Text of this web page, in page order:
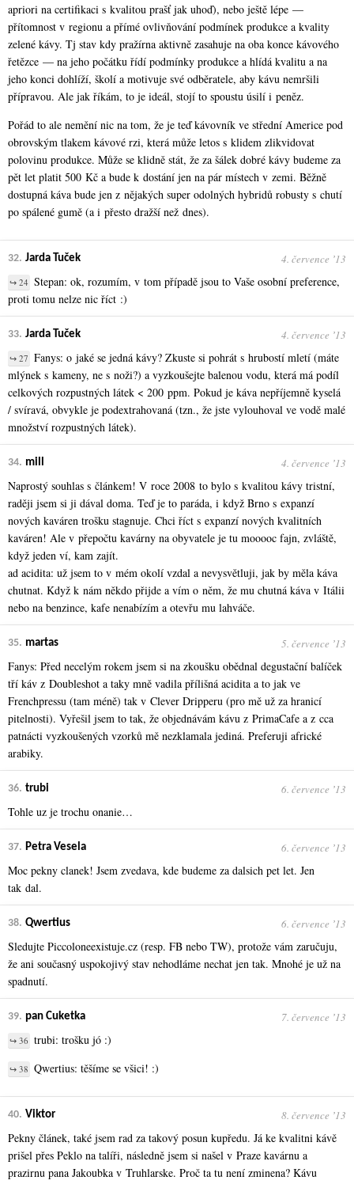
apriori na certifikaci s kvalitou prašť jak uhoď), nebo ještě lépe —
přítomnost v regionu a přímé ovlivňování podmínek produkce a kvality
zelené kávy. Tj stav kdy pražírna aktivně zasahuje na oba konce kávového
řetězce — na jeho počátku řídí podmínky produkce a hlídá kvalitu a na
jeho konci dohlíží, školí a motivuje své odběratele, aby kávu nemršili
přípravou. Ale jak říkám, to je ideál, stojí to spoustu úsilí i peněz.
Pořád to ale nemění nic na tom, že je teď kávovník ve střední Americe pod
obrovským tlakem kávové rzi, která může letos s klidem zlikvidovat
polovinu produkce. Může se klidně stát, že za šálek dobré kávy budeme za
pět let platit 500 Kč a bude k dostání jen na pár místech v zemi. Běžně
dostupná káva bude jen z nějakých super odolných hybridů robusty s chutí
po spálené gumě (a i přesto dražší než dnes).
32. Jarda Tuček 4. července ʼ13
↪ 24 Stepan: ok, rozumím, v tom případě jsou to Vaše osobní preference,
proti tomu nelze nic říct :)
33. Jarda Tuček 4. července ʼ13
↪ 27 Fanys: o jaké se jedná kávy? Zkuste si pohrát s hrubostí mletí (máte
mlýnek s kameny, ne s noži?) a vyzkoušejte balenou vodu, která má podíl
celkových rozpustných látek < 200 ppm. Pokud je káva nepříjemně kyselá
/ svíravá, obvykle je podextrahovaná (tzn., že jste vylouhoval ve vodě malé
množství rozpustných látek).
34. mill 4. července ʼ13
Naprostý souhlas s článkem! V roce 2008 to bylo s kvalitou kávy tristní,
raději jsem si ji dával doma. Teď je to paráda, i když Brno s expanzí
nových kaváren trošku stagnuje. Chci říct s expanzí nových kvalitních
kaváren! Ale v přepočtu kavárny na obyvatele je tu mooooc fajn, zvláště,
když jeden ví, kam zajít.
ad acidita: už jsem to v mém okolí vzdal a nevysvětluji, jak by měla káva
chutnat. Když k nám někdo přijde a vím o něm, že mu chutná káva v Itálii
nebo na benzince, kafe nenabízím a otevřu mu lahváče.
35. martas 5. července ʼ13
Fanys: Před necelým rokem jsem si na zkoušku obědnal degustační balíček
tří káv z Doubleshot a taky mně vadila přílišná acidita a to jak ve
Frenchpressu (tam méně) tak v Clever Dripperu (pro mě už za hranicí
pitelnosti). Vyřešil jsem to tak, že objednávám kávu z PrimaCafe a z cca
patnácti vyzkoušených vzorků mě nezklamala jediná. Preferuji africké
arabiky.
36. trubi 6. července ʼ13
Tohle uz je trochu onanie…
37. Petra Vesela 6. července ʼ13
Moc pekny clanek! Jsem zvedava, kde budeme za dalsich pet let. Jen
tak dal.
38. Qwertius 6. července ʼ13
Sledujte Piccoloneexistuje.cz (resp. FB nebo TW), protože vám zaručuju,
že ani současný uspokojivý stav nehodláme nechat jen tak. Mnohé je už na
spadnutí.
39. pan Cuketka 7. července ʼ13
↪ 36 trubi: trošku jó :)
↪ 38 Qwertius: těšíme se všici! :)
40. Viktor 8. července ʼ13
Pekny článek, také jsem rad za takový posun kupředu. Já ke kvalitni kávě
prišel přes Peklo na talíři, následně jsem si našel v Praze kavárnu a
prazirnu pana Jakoubka v Truhlarske. Proč ta tu není zminena? Kávu